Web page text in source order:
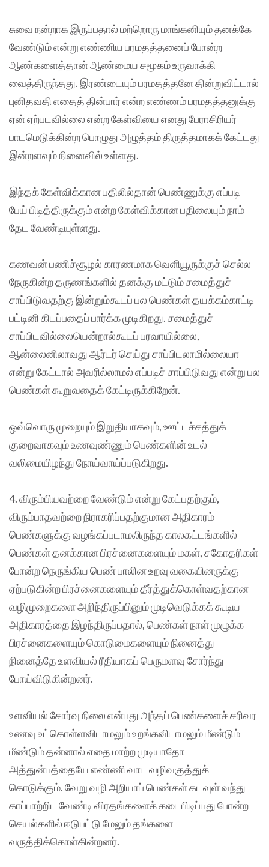
சுவை நன்றாக இருப்பதால் மற்றொரு மாங்கனியும் தனக்கே
வேண்டும் என்று எண்ணிய பரமதத்தனைப் போன்ற
ஆண்களைத்தான் ஆண்மைய சமூகம் உருவாக்கி
வைத்திருந்தது. இரண்டையும் பரமதத்தனே தின்றுவிட்டால்
புனிதவதி எதைத் தின்பார் என்ற எண்ணம் பரமதத்தனுக்கு
ஏன் ஏற்படவில்லை என்ற கேள்வியை எனது பேராசிரியர்
பாடமெடுக்கின்ற பொழுது அழுத்தம் திருத்தமாகக் கேட்டது
இன்றளவும் நினைவில் உள்ளது.
இந்தக் கேள்விக்கான பதிலில்தான் பெண்ணுக்கு எப்படி
பேய் பிடித்திருக்கும் என்ற கேள்விக்கான பதிலையும் நாம்
தேட வேண்டியுள்ளது.
கணவன் பணிச்சூழல் காரணமாக வெளியூருக்குச் செல்ல
நேருகின்ற தருணங்களில் தனக்கு மட்டும் சமைத்துச்
சாப்பிடுவதற்கு இன்றும்கூடப் பல பெண்கள் தயக்கம்காட்டி
பட்டினி கிடப்பதைப் பார்க்க முடிகிறது. சமைத்துச்
சாப்பிடவில்லையென்றால்கூடப் பரவாயில்லை,
ஆன்லைனிலாவது ஆர்டர் செய்து சாப்பிடலாமில்லையா
என்று கேட்டால் அவரில்லாமல் எப்படிச் சாப்பிடுவது என்று பல
பெண்கள் கூறுவதைக் கேட்டிருக்கிறேன்.
ஒவ்வொரு முறையும் இறுதியாகவும், ஊட்டச்சத்துக்
குறைவாகவும் உணவுண்ணும் பெண்களின் உடல்
வலிமையிழந்து நோய்வாய்ப்படுகிறது.
4. விரும்பியவற்றை வேண்டும் என்று கேட்பதற்கும்,
விரும்பாதவற்றை நிராகரிப்பதற்குமான அதிகாரம்
பெண்களுக்கு வழங்கப்படாமலிருந்த காலகட்டங்களில்
பெண்கள் தனக்கான பிரச்னைகளையும் மகள், சகோதரிகள்
போன்ற நெருங்கிய பெண் பாலின உறவு வகையினருக்கு
ஏற்படுகின்ற பிரச்னைகளையும் தீர்த்துக்கொள்வதற்கான
வழிமுறைகளை அறிந்திருப்பினும் முடிவெடுக்கக் கூடிய
அதிகாரத்தை இழந்திருப்பதால், பெண்கள் நாள் முழுக்க
பிரச்னைகளையும் கொடுமைகளையும் நினைத்து
நினைத்தே உளவியல் ரீதியாகப் பெருமளவு சோர்ந்து
போய்விடுகின்றனர்.
உளவியல் சோர்வு நிலை என்பது அந்தப் பெண்களைச் சரிவர
உணவு உட்கொள்ளவிடாமலும் உறங்கவிடாமலும் மீண்டும்
மீண்டும் தன்னால் எதை மாற்ற முடியாதோ
அத்துன்பத்தையே எண்ணி வாட வழிவகுத்துக்
கொடுக்கும். வேறு வழி அறியாப் பெண்கள் கடவுள் வந்து
காப்பாற்றிட வேண்டி விரதங்களைக் கடைபிடிப்பது போன்ற
செயல்களில் ஈடுபட்டு மேலும் தங்களை
வருத்திக்கொள்கின்றனர்.